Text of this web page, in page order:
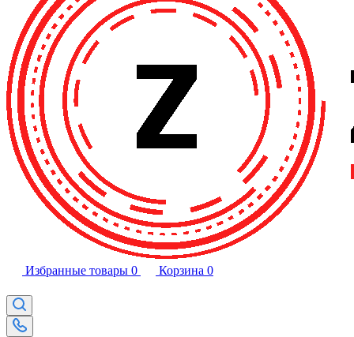
Избранные товары 0 Корзина 0